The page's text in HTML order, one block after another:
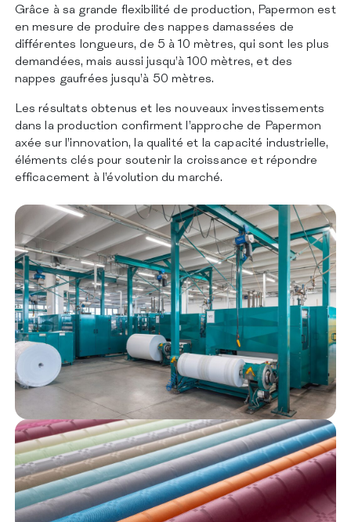
Grâce à sa grande flexibilité de production, Papermon est
en mesure de produire des nappes damassées de
différentes longueurs, de 5 à 10 mètres, qui sont les plus
demandées, mais aussi jusqu’à 100 mètres, et des
nappes gaufrées jusqu’à 50 mètres.
Les résultats obtenus et les nouveaux investissements
dans la production confirment l’approche de Papermon
axée sur l’innovation, la qualité et la capacité industrielle,
éléments clés pour soutenir la croissance et répondre
efficacement à l’évolution du marché.